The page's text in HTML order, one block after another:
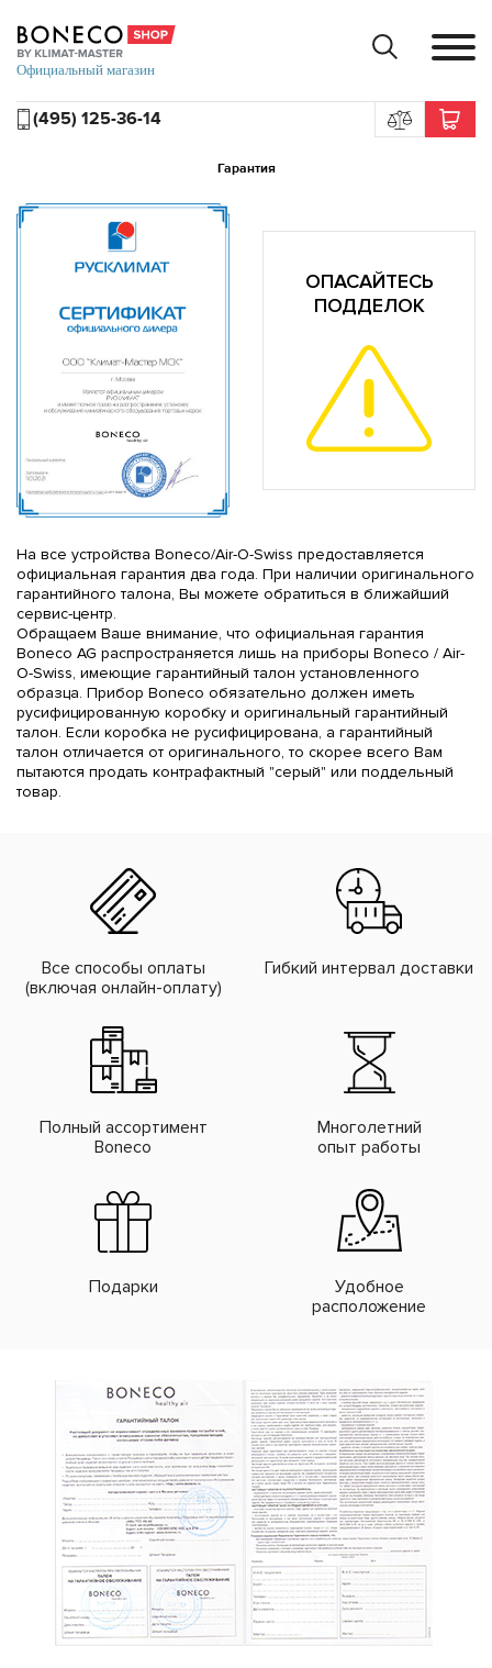
(495) 125-36-14
Гарантия
ОПАСАЙТЕСЬ
ПОДДЕЛОК
На все устройства Boneco/Air-O-Swiss предоставляется
официальная гарантия два года. При наличии оригинального
гарантийного талона, Вы можете обратиться в ближайший
сервис-центр.
Обращаем Ваше внимание, что официальная гарантия
Boneco AG распространяется лишь на приборы Boneco / Air-
O-Swiss, имеющие гарантийный талон установленного
образца. Прибор Boneco обязательно должен иметь
русифицированную коробку и оригинальный гарантийный
талон. Если коробка не русифицирована, а гарантийный
талон отличается от оригинального, то скорее всего Вам
пытаются продать контрафактный "серый" или поддельный
товар.
Все способы оплаты
(включая онлайн-оплату)
Гибкий интервал доставки
Полный ассортимент
Boneco
Многолетний
опыт работы
Подарки
Удобное
расположение